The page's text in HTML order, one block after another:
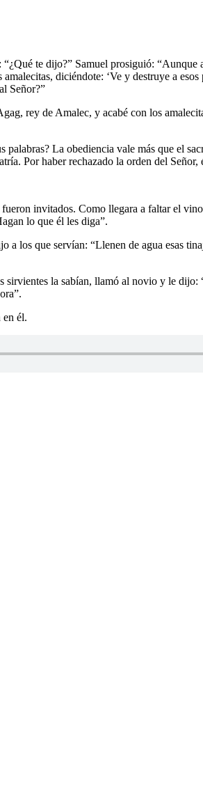
te dijo?” Samuel prosiguió: “Aunque
diciéndote: ‘Ve y destruye a esos
Señor?”
rey de Amalec, y acabé con los
La obediencia vale más que el
Por haber rechazado la orden del Señor,
invitados. Como llegara a faltar el
lo que él les diga”.
los que servían: “Llenen de agua esas
la sabían, llamó al novio y le
en él.